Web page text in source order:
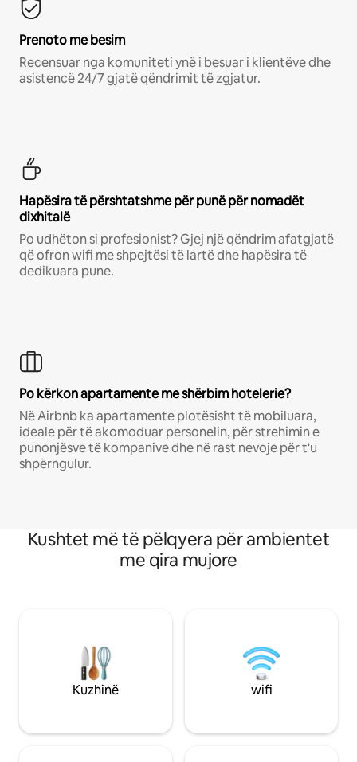
Prenoto me besim
Recensuar nga komuniteti ynë i besuar i klientëve dhe
asistencë 24/7 gjatë qëndrimit të zgjatur.
Hapësira të përshtatshme për punë për nomadët
dixhitalë
Po udhëton si profesionist? Gjej një qëndrim afatgjatë
që ofron wifi me shpejtësi të lartë dhe hapësira të
dedikuara pune.
Po kërkon apartamente me shërbim hotelerie?
Në Airbnb ka apartamente plotësisht të mobiluara,
ideale për të akomoduar personelin, për strehimin e
punonjësve të kompanive dhe në rast nevoje për t'u
shpërngulur.
Kushtet më të pëlqyera për ambientet
me qira mujore
Kuzhinë wifi